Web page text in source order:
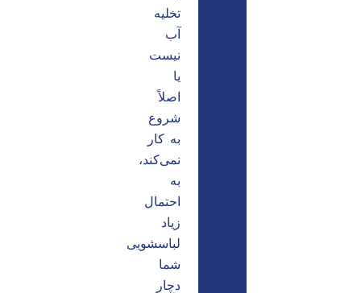
تخلیه
آب
نیست
یا
اصلاً
شروع
به کار
نمی‌کند،
به
احتمال
زیاد
لباسشویی
شما
دچار